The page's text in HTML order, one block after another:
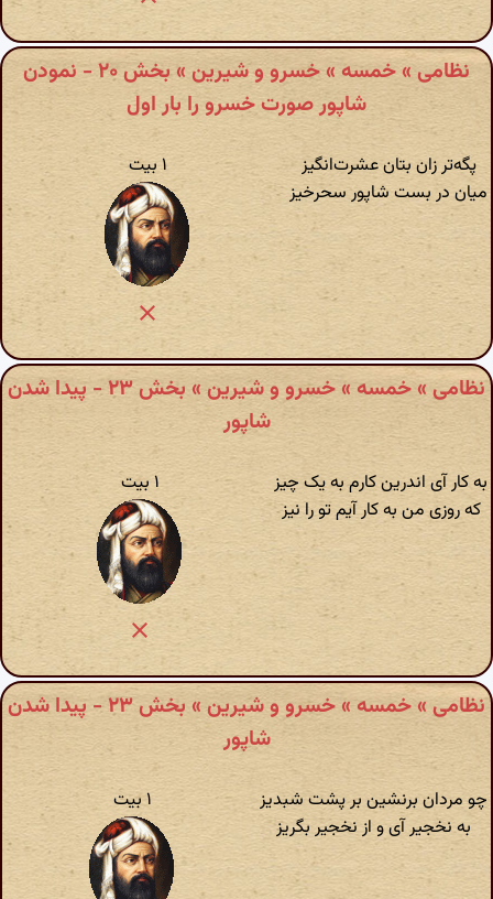
نظامی » خمسه » خسرو و شیرین » بخش ۲۰ - نمودن
شاپور صورت خسرو را بار اول
پگه‌تر زان بتان عشرت‌انگیز
میان در بست شاپور سحرخیز
۱ بیت
نظامی » خمسه » خسرو و شیرین » بخش ۲۳ - پیدا شدن
شاپور
به کار آی اندرین کارم به یک چیز
که روزی من به کار آیم تو را نیز
۱ بیت
نظامی » خمسه » خسرو و شیرین » بخش ۲۳ - پیدا شدن
شاپور
چو مردان برنشین بر پشت شبدیز
به نخجیر آی و از نخجیر بگریز
۱ بیت